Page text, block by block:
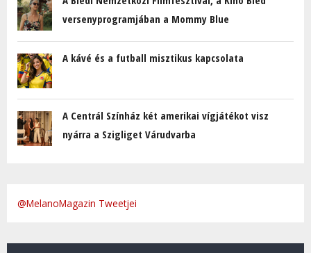
versenyprogramjában a Mommy Blue
A kávé és a futball misztikus kapcsolata
A Centrál Színház két amerikai vígjátékot visz
nyárra a Szigliget Várudvarba
@MelanoMagazin Tweetjei